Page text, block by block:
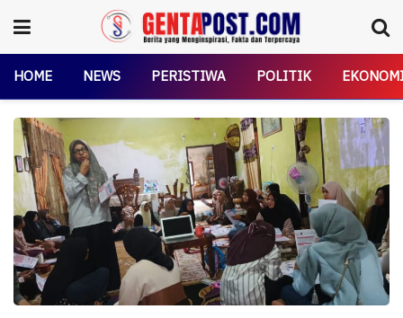
HOME NEWS PERISTIWA POLITIK